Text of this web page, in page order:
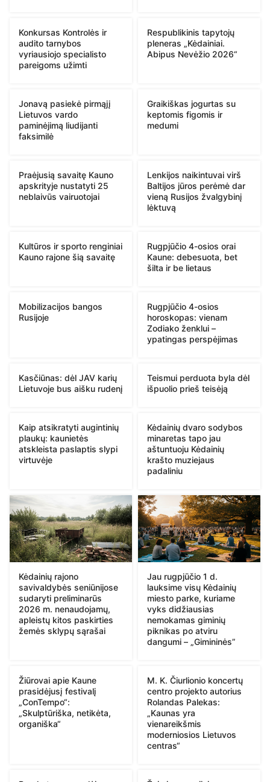
Konkursas Kontrolės ir
audito tarnybos
vyriausiojo specialisto
pareigoms užimti
Respublikinis tapytojų
pleneras „Kėdainiai.
Abipus Nevėžio 2026“
Jonavą pasiekė pirmąjį
Lietuvos vardo
paminėjimą liudijanti
faksimilė
Graikiškas jogurtas su
keptomis figomis ir
medumi
Praėjusią savaitę Kauno
apskrityje nustatyti 25
neblaivūs vairuotojai
Lenkijos naikintuvai virš
Baltijos jūros perėmė dar
vieną Rusijos žvalgybinį
lėktuvą
Kultūros ir sporto renginiai
Kauno rajone šią savaitę
Rugpjūčio 4-osios orai
Kaune: debesuota, bet
šilta ir be lietaus
Mobilizacijos bangos
Rusijoje
Rugpjūčio 4-osios
horoskopas: vienam
Zodiako ženklui –
ypatingas perspėjimas
Kasčiūnas: dėl JAV karių
Lietuvoje bus aišku rudenį
Teismui perduota byla dėl
išpuolio prieš teisėją
Kaip atsikratyti augintinių
plaukų: kaunietės
atskleista paslaptis slypi
virtuvėje
Kėdainių dvaro sodybos
minaretas tapo jau
aštuntuoju Kėdainių
krašto muziejaus
padaliniu
Kėdainių rajono
savivaldybės seniūnijose
sudaryti preliminarūs
2026 m. nenaudojamų,
apleistų kitos paskirties
žemės sklypų sąrašai
Jau rugpjūčio 1 d.
lauksime visų Kėdainių
miesto parke, kuriame
vyks didžiausias
nemokamas giminių
piknikas po atviru
dangumi – „Gimininės”
Žiūrovai apie Kaune
prasidėjusį festivalį
„ConTempo“:
„Skulptūriška, netikėta,
organiška“
M. K. Čiurlionio koncertų
centro projekto autorius
Rolandas Palekas:
„Kaunas yra
vienareikšmis
moderniosios Lietuvos
centras“